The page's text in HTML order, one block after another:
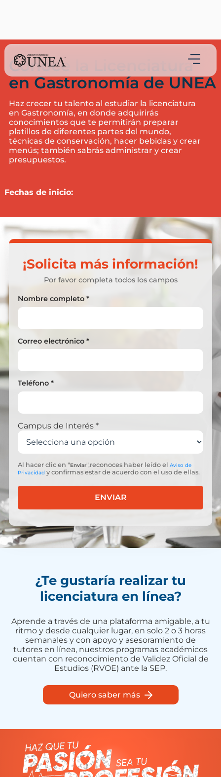
Conoce la Licenciatura
en Gastronomía de UNEA
Haz crecer tu talento al estudiar la licenciatura
en Gastronomía, en donde adquirirás
conocimientos que te permitirán preparar
platillos de diferentes partes del mundo,
técnicas de conservación, hacer bebidas y crear
menús; también sabrás administrar y crear
presupuestos.
Fechas de inicio:
¡Solicita más información!
Por favor completa todos los campos
Nombre completo *
Correo electrónico *
Teléfono *
Campus de Interés *
Al hacer clic en "Enviar",reconoces haber leído el Aviso de
Privacidad y confirmas estar de acuerdo con el uso de ellas.
ENVIAR
¿Te gustaría realizar tu
licenciatura en línea?
Aprende a través de una plataforma amigable, a tu
ritmo y desde cualquier lugar, en solo 2 o 3 horas
semanales y con apoyo y asesoramiento de
tutores en línea, nuestros programas académicos
cuentan con reconocimiento de Validez Oficial de
Estudios (RVOE) ante la SEP.
Quiero saber más